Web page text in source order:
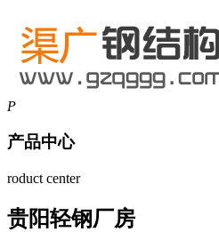
P
产品中心
roduct center
贵阳轻钢厂房